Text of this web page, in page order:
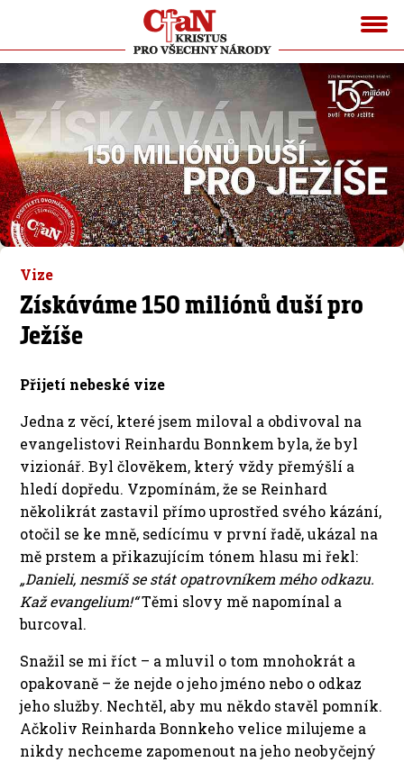
Vize
Získáváme 150 miliónů duší pro
Ježíše
Přijetí nebeské vize
Jedna z věcí, které jsem miloval a obdivoval na
evangelistovi Reinhardu Bonnkem byla, že byl
vizionář. Byl člověkem, který vždy přemýšlí a
hledí dopředu. Vzpomínám, že se Reinhard
několikrát zastavil přímo uprostřed svého kázání,
otočil se ke mně, sedícímu v první řadě, ukázal na
mě prstem a přikazujícím tónem hlasu mi řekl:
„Danieli, nesmíš se stát opatrovníkem mého odkazu.
Kaž evangelium!“Těmi slovy mě napomínal a
burcoval.
Snažil se mi říct – a mluvil o tom mnohokrát a
opakovaně – že nejde o jeho jméno nebo o odkaz
jeho služby. Nechtěl, aby mu někdo stavěl pomník.
Ačkoliv Reinharda Bonnkeho velice milujeme a
nikdy nechceme zapomenout na jeho neobyčejný